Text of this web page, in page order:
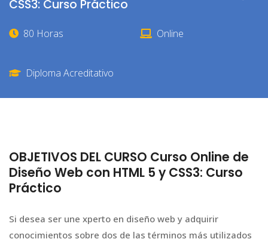
CSS3: Curso Práctico
80 Horas Online
Diploma Acreditativo
OBJETIVOS DEL CURSO Curso Online de
Diseño Web con HTML 5 y CSS3: Curso
Práctico
Si desea ser une xperto en diseño web y adquirir
conocimientos sobre dos de las términos más utilizados